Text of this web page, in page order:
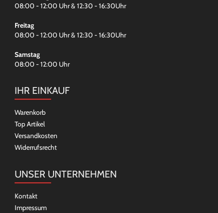
08:00 - 12:00 Uhr & 12:30 - 16:30Uhr
Freitag
08:00 - 12:00 Uhr & 12:30 - 16:30Uhr
Samstag
08:00 - 12:00 Uhr
IHR EINKAUF
Warenkorb
Top Artikel
Versandkosten
Widerrufsrecht
UNSER UNTERNEHMEN
Kontakt
Impressum